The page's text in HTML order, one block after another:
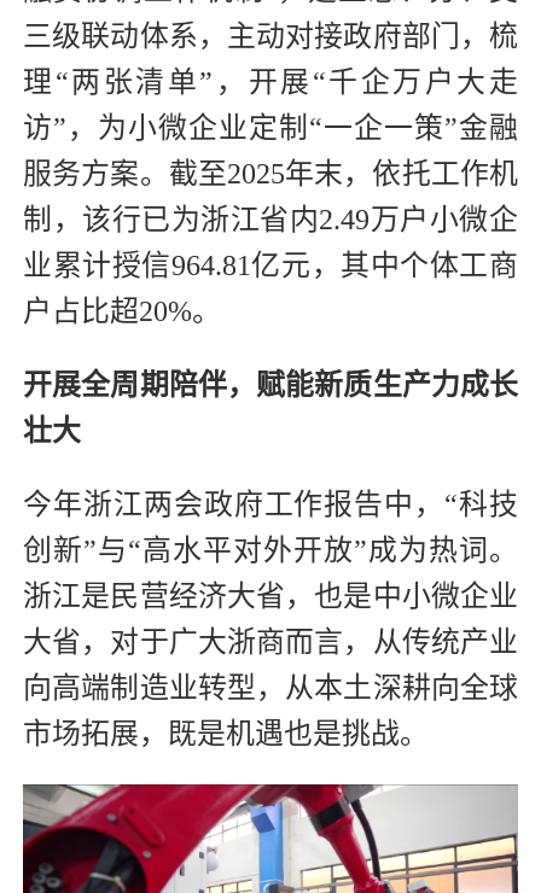
三级联动体系，主动对接政府部门，梳
理“两张清单”，开展“千企万户大走
访”，为小微企业定制“一企一策”金融
服务方案。截至2025年末，依托工作机
制，该行已为浙江省内2.49万户小微企
业累计授信964.81亿元，其中个体工商
户占比超20%。
开展全周期陪伴，赋能新质生产力成长
壮大
今年浙江两会政府工作报告中，“科技
创新”与“高水平对外开放”成为热词。
浙江是民营经济大省，也是中小微企业
大省，对于广大浙商而言，从传统产业
向高端制造业转型，从本土深耕向全球
市场拓展，既是机遇也是挑战。